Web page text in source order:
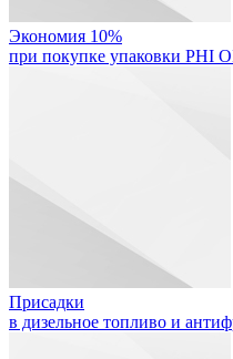
Экономия 10%
при покупке упаковки PHI
Присадки
в дизельное топливо и